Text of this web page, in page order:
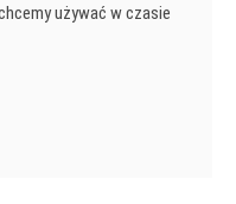
używać w czasie